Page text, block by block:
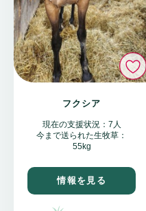
フクシア
現在の支援状況：7人
今まで送られた生牧草：
55kg
情報を見る